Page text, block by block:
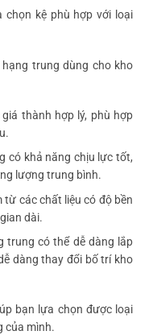
chọn kệ phù hợp với loại
trung dùng cho kho
thành hợp lý, phù hợp
có khả năng chịu lực tốt,
lượng trung bình.
các chất liệu có độ bền
dài.
trung có thể dễ dàng lắp
dàng thay đổi bố trí kho
bạn lựa chọn được loại
của mình.